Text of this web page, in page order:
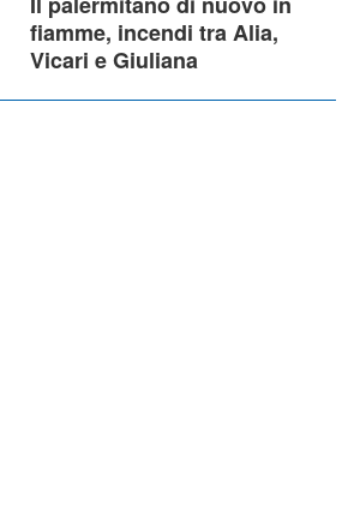
fiamme, incendi tra Alia,
Vicari e Giuliana